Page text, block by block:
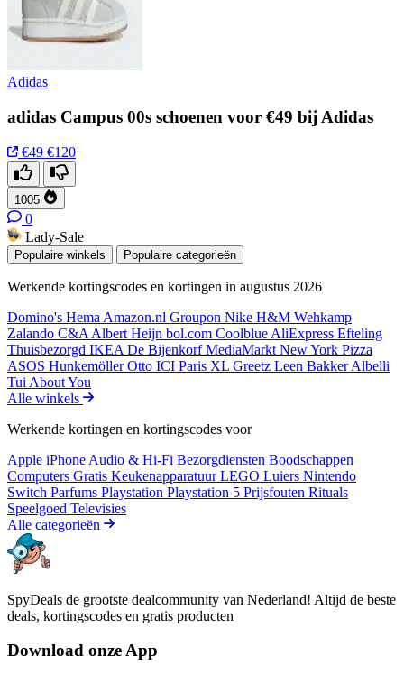
Adidas
adidas Campus 00s schoenen voor €49 bij Adidas
€49 €120
1005
0
Lady-Sale
Populaire winkels Populaire categorieën
Werkende kortingscodes en kortingen in augustus 2026
Domino's Hema Amazon.nl Groupon Nike H&M Wehkamp
Zalando C&A Albert Heijn bol.com Coolblue AliExpress Efteling
Thuisbezorgd IKEA De BijenkorfMediaMarkt New York Pizza
ASOS HunkemöllerOtto ICI Paris XL Greetz Leen BakkerAlbelli
Tui About You
Alle winkels
Werkende kortingen en kortingscodes voor
Apple iPhone Audio & Hi-Fi Bezorgdiensten Boodschappen
Computers Gratis KeukenapparatuurLEGO Luiers Nintendo
Switch Parfums Playstation Playstation 5 Prijsfouten Rituals
Speelgoed Televisies
Alle categorieën
SpyDeals de grootste dealcommunity van Nederland! Altijd de beste
deals, kortingscodes en gratis producten
Download onze App